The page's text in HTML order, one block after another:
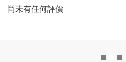
尚未有任何評價